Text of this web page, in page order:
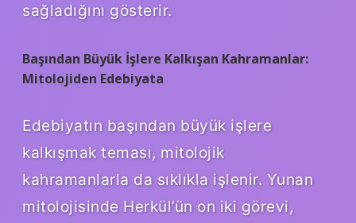
sağladığını gösterir.
Başından Büyük İşlere Kalkışan Kahramanlar:
Mitolojiden Edebiyata
Edebiyatın başından büyük işlere
kalkışmak teması, mitolojik
kahramanlarla da sıklıkla işlenir. Yunan
mitolojisinde Herkül’ün on iki görevi,